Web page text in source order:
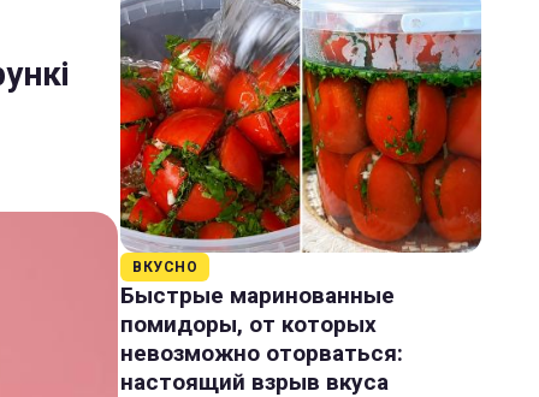
ВКУСНО
Быстрые маринованные
помидоры, от которых
невозможно оторваться:
настоящий взрыв вкуса